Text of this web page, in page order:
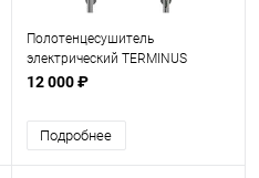
Полотенцесушитель
электрический TERMINUS
Аврора П 7 400х750
12 000 ₽
Подробнее